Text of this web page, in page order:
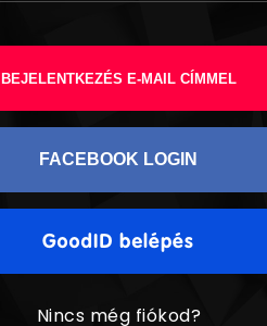
BEJELENTKEZÉS E-MAIL CÍMMEL
FACEBOOK LOGIN
Nincs még fiókod?